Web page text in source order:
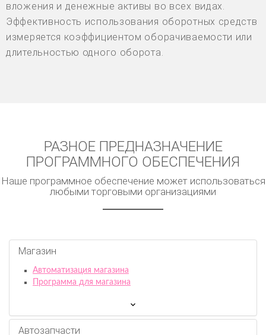
вложения и денежные активы во всех видах.
Эффективность использования оборотных средств
измеряется коэффициентом оборачиваемости или
длительностью одного оборота.
РАЗНОЕ ПРЕДНАЗНАЧЕНИЕ
ПРОГРАММНОГО ОБЕСПЕЧЕНИЯ
Наше программное обеспечение может использоваться
любыми торговыми организациями
Магазин
Автоматизация магазина
Программа для магазина
Автозапчасти